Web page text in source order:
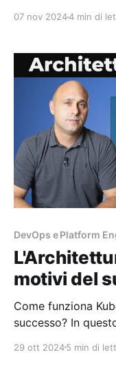
sull’Ingress con pochi
che questo tutorial
07 nov 20244 min di
DevOps e Platform
motivi del
Come funziona
successo? In questo articolo, risponderò a queste
motivi per cui
29 ott 20245 min di